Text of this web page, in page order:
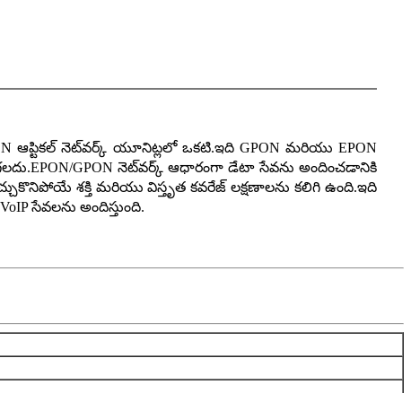
ఆప్టికల్ నెట్‌వర్క్ యూనిట్లలో ఒకటి.ఇది GPON మరియు EPON
GPON నెట్‌వర్క్ ఆధారంగా డేటా సేవను అందించడానికి
శక్తి మరియు విస్తృత కవరేజ్ లక్షణాలను కలిగి ఉంది.ఇది
సేవలను అందిస్తుంది.